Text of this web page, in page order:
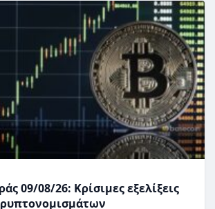
09/08/26: Κρίσιμες εξελίξεις